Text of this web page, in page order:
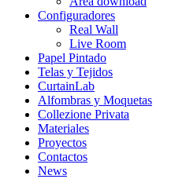
Configuradores
Real Wall
Live Room
Papel Pintado
Telas y Tejidos
CurtainLab
Alfombras y Moquetas
Collezione Privata
Materiales
Proyectos
Contactos
News